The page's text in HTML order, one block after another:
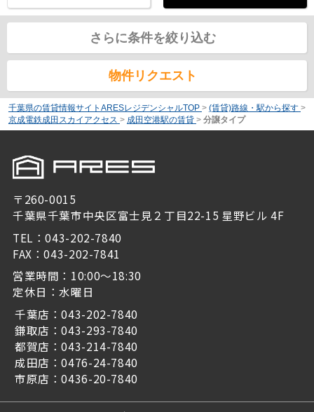
さらに条件を絞り込む
物件リクエスト
千葉県の賃貸情報サイトARESレジデンシャルTOP > (賃貸)路線・駅から探す >
京成電鉄成田スカイアクセス > 成田空港駅の賃貸 > 分譲タイプ
〒260-0015
千葉県千葉市中央区富士見２丁目22-15 星野ビル 4F
TEL：043-202-7840
FAX：043-202-7841
営業時間：10:00～18:30
定休日：水曜日
千葉店：043-202-7840
鎌取店：043-293-7840
都賀店：043-214-7840
成田店：0476-24-7840
市原店：0436-20-7840